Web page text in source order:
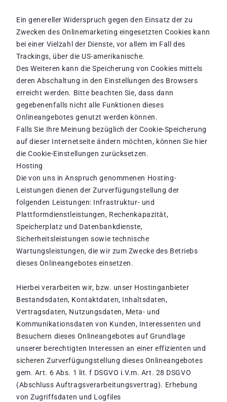
Ein genereller Widerspruch gegen den Einsatz der zu
Zwecken des Onlinemarketing eingesetzten Cookies kann
bei einer Vielzahl der Dienste, vor allem im Fall des
Trackings, über die US-amerikanische.
Des Weiteren kann die Speicherung von Cookies mittels
deren Abschaltung in den Einstellungen des Browsers
erreicht werden. Bitte beachten Sie, dass dann
gegebenenfalls nicht alle Funktionen dieses
Onlineangebotes genutzt werden können.
Falls Sie Ihre Meinung bezüglich der Cookie-Speicherung
auf dieser Internetseite ändern möchten, können Sie hier
die Cookie-Einstellungen zurücksetzen.
Hosting
Die von uns in Anspruch genommenen Hosting-
Leistungen dienen der Zurverfügungstellung der
folgenden Leistungen: Infrastruktur- und
Plattformdienstleistungen, Rechenkapazität,
Speicherplatz und Datenbankdienste,
Sicherheitsleistungen sowie technische
Wartungsleistungen, die wir zum Zwecke des Betriebs
dieses Onlineangebotes einsetzen.
Hierbei verarbeiten wir, bzw. unser Hostinganbieter
Bestandsdaten, Kontaktdaten, Inhaltsdaten,
Vertragsdaten, Nutzungsdaten, Meta- und
Kommunikationsdaten von Kunden, Interessenten und
Besuchern dieses Onlineangebotes auf Grundlage
unserer berechtigten Interessen an einer effizienten und
sicheren Zurverfügungstellung dieses Onlineangebotes
gem. Art. 6 Abs. 1 lit. f DSGVO i.V.m. Art. 28 DSGVO
(Abschluss Auftragsverarbeitungsvertrag). Erhebung
von Zugriffsdaten und Logfiles